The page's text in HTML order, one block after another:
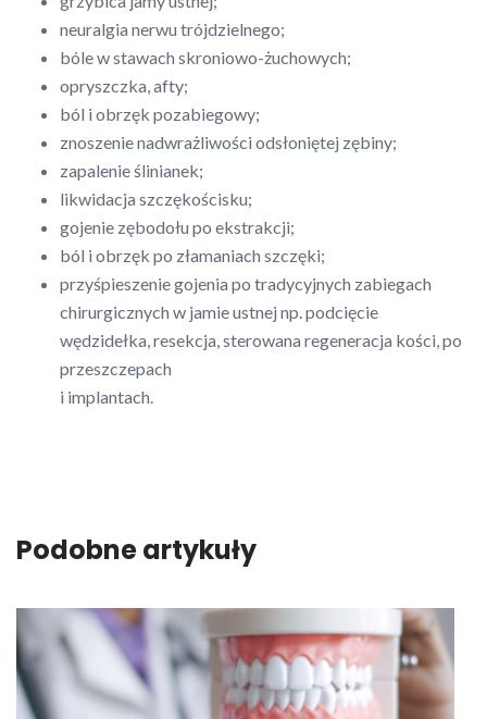
neuralgia nerwu trójdzielnego;
bóle w stawach skroniowo-żuchowych;
opryszczka, afty;
ból i obrzęk pozabiegowy;
znoszenie nadwrażliwości odsłoniętej zębiny;
zapalenie ślinianek;
likwidacja szczękościsku;
gojenie zębodołu po ekstrakcji;
ból i obrzęk po złamaniach szczęki;
przyśpieszenie gojenia po tradycyjnych zabiegach
chirurgicznych w jamie ustnej np. podcięcie
wędzidełka, resekcja, sterowana regeneracja kości, po
przeszczepach
i implantach.
Podobne artykuły